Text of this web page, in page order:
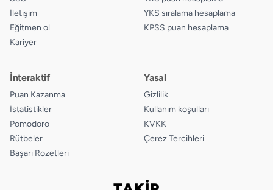
İletişim
Eğitmen ol
Kariyer
YKS sıralama hesaplama
KPSS puan hesaplama
İnteraktif
Puan Kazanma
İstatistikler
Pomodoro
Rütbeler
Başarı Rozetleri
Yasal
Gizlilik
Kullanım koşulları
KVKK
Çerez Tercihleri